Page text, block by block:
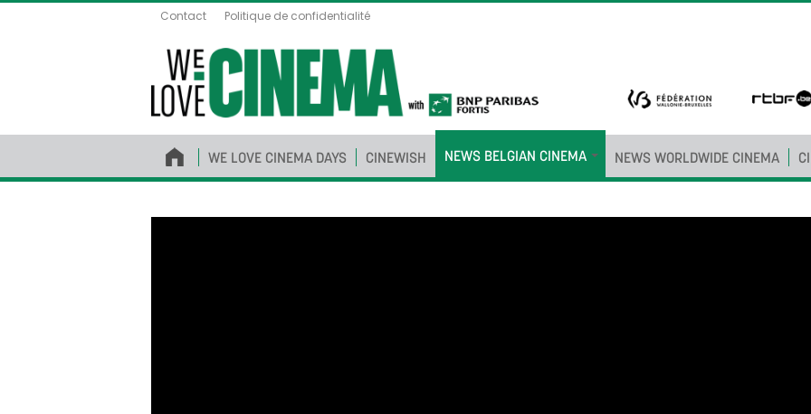
Contact Politique de confidentialité
WE LOVE CINEMA DAYS CINEWISH NEWS BELGIAN CINEMA NEWS WORLDWIDE CINEMA